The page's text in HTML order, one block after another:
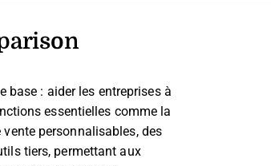
base : aider les entreprises à
essentielles comme la
personnalisables, des
tiers, permettant aux